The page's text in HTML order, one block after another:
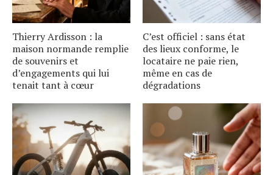
Thierry Ardisson : la
maison normande remplie
de souvenirs et
d’engagements qui lui
tenait tant à cœur
C’est officiel : sans état
des lieux conforme, le
locataire ne paie rien,
même en cas de
dégradations